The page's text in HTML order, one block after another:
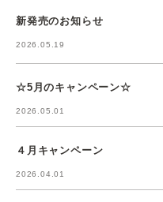
新発売のお知らせ
2026.05.19
☆5月のキャンペーン☆
2026.05.01
４月キャンペーン
2026.04.01